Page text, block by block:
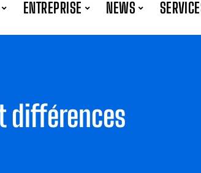
ENTREPRISE NEWS
différences